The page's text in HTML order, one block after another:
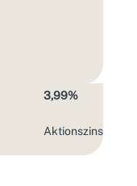
3,99%
Aktions­zins